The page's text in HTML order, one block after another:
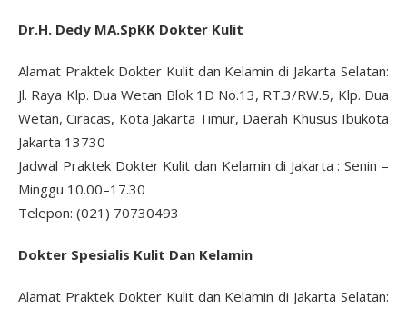
Dr.H. Dedy MA.SpKK Dokter Kulit
Alamat Praktek Dokter Kulit dan Kelamin di Jakarta Selatan:
Jl. Raya Klp. Dua Wetan Blok 1D No.13, RT.3/RW.5, Klp. Dua
Wetan, Ciracas, Kota Jakarta Timur, Daerah Khusus Ibukota
Jakarta 13730
Jadwal Praktek Dokter Kulit dan Kelamin di Jakarta : Senin –
Minggu 10.00–17.30
Telepon: (021) 70730493
Dokter Spesialis Kulit Dan Kelamin
Alamat Praktek Dokter Kulit dan Kelamin di Jakarta Selatan: